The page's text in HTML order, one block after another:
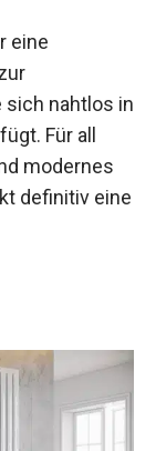
eine
sich nahtlos in
Für all
modernes
definitiv eine